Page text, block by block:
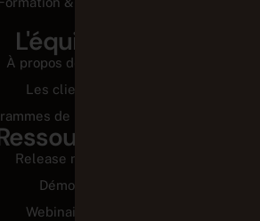
L'équipe
À propos de nous
Les clients
de partenariats
Release notes
Démos
Webinaires